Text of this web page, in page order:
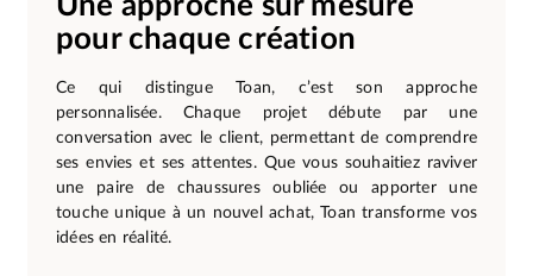
pour chaque création
Ce qui distingue Toan, c’est son approche
personnalisée. Chaque projet débute par une
conversation avec le client, permettant de comprendre
ses envies et ses attentes. Que vous souhaitiez raviver
une paire de chaussures oubliée ou apporter une
touche unique à un nouvel achat, Toan transforme vos
idées en réalité.